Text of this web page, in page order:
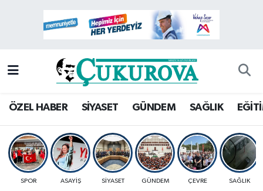
ÖZEL HABER SİYASET GÜNDEM SAĞLIK
SPOR ASAYİŞ SİYASET GÜNDEM ÇEVRE SAĞLIK
Mersin Hava Durumu
Mersin Namaz Vakitleri
Mersin Trafik Yoğunluk Haritası
Süper Lig Puan Durumu ve Fikstür